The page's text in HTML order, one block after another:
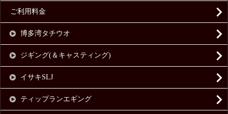
ご利用料金
博多湾タチウオ
ジギング(＆キャスティング)
イサキSLJ
ティップランエギング